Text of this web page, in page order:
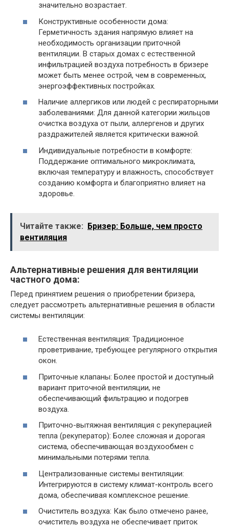
значительно возрастает.
Конструктивные особенности дома:
Герметичность здания напрямую влияет на
необходимость организации приточной
вентиляции. В старых домах с естественной
инфильтрацией воздуха потребность в бризере
может быть менее острой, чем в современных,
энергоэффективных постройках.
Наличие аллергиков или людей с респираторными
заболеваниями: Для данной категории жильцов
очистка воздуха от пыли, аллергенов и других
раздражителей является критически важной.
Индивидуальные потребности в комфорте:
Поддержание оптимального микроклимата,
включая температуру и влажность, способствует
созданию комфорта и благоприятно влияет на
здоровье.
Читайте также: Бризер: Больше, чем просто
вентиляция
Альтернативные решения для вентиляции
частного дома:
Перед принятием решения о приобретении бризера,
следует рассмотреть альтернативные решения в области
системы вентиляции:
Естественная вентиляция: Традиционное
проветривание, требующее регулярного открытия
окон.
Приточные клапаны: Более простой и доступный
вариант приточной вентиляции, не
обеспечивающий фильтрацию и подогрев
воздуха.
Приточно-вытяжная вентиляция с рекуперацией
тепла (рекуператор): Более сложная и дорогая
система, обеспечивающая воздухообмен с
минимальными потерями тепла.
Централизованные системы вентиляции:
Интегрируются в систему климат-контроль всего
дома, обеспечивая комплексное решение.
Очиститель воздуха: Как было отмечено ранее,
очиститель воздуха не обеспечивает приток